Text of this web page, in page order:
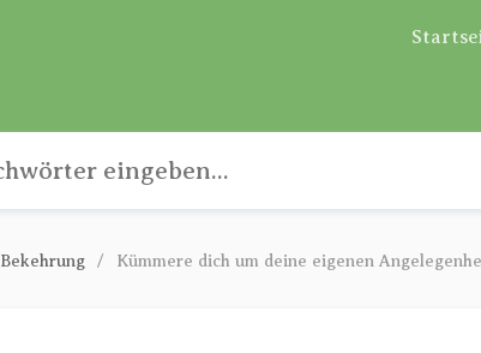
Bekehrung Kümmere dich um deine eigenen